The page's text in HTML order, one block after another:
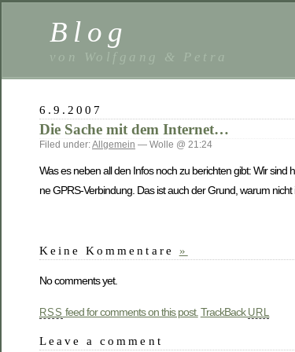
Blog
von Wolfgang & Petra
6.9.2007
Die Sache mit dem Internet…
Filed under:Allgemein — Wolle @ 21:24
Was es neben all den Infos noch zu berichten gibt: Wir sind
ne GPRS-Verbindung. Das ist auch der Grund, warum
Keine Kommentare »
No comments yet.
RSS feed for comments on this post. TrackBack URL
Leave a comment